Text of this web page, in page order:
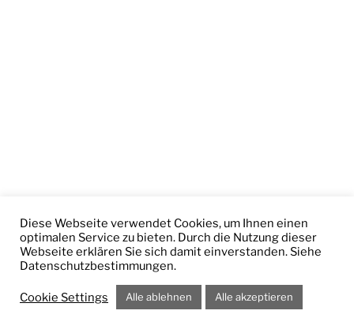
Diese Webseite verwendet Cookies, um Ihnen einen
optimalen Service zu bieten. Durch die Nutzung dieser
Webseite erklären Sie sich damit einverstanden. Siehe
Datenschutzbestimmungen.
Cookie Settings Alle ablehnen Alle akzeptieren